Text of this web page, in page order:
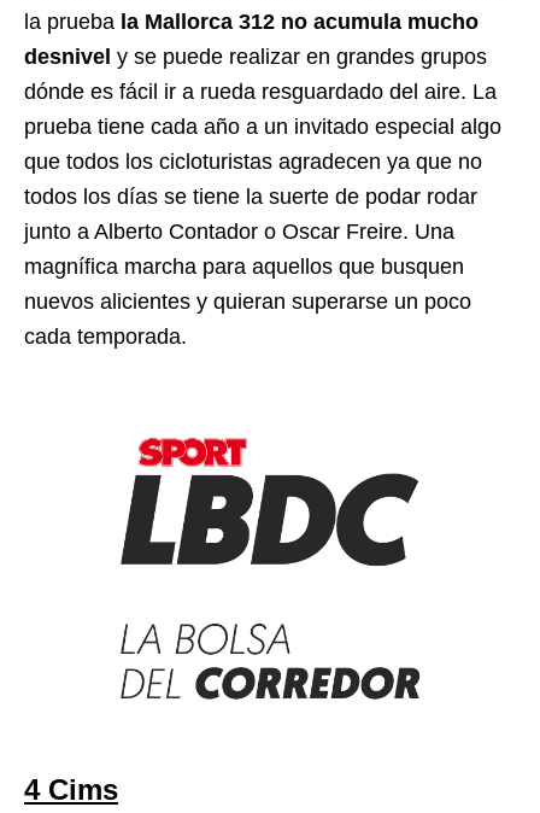
la prueba la Mallorca 312 no acumula mucho
desnivel y se puede realizar en grandes grupos
dónde es fácil ir a rueda resguardado del aire. La
prueba tiene cada año a un invitado especial algo
que todos los cicloturistas agradecen ya que no
todos los días se tiene la suerte de podar rodar
junto a Alberto Contador o Oscar Freire. Una
magnífica marcha para aquellos que busquen
nuevos alicientes y quieran superarse un poco
cada temporada.
4 Cims